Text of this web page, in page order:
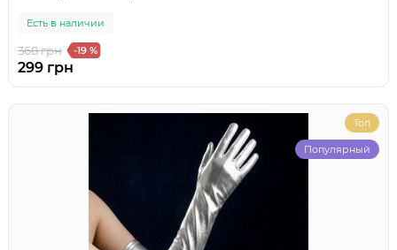
Есть в наличии
368 грн -19 %
299 грн
Топ
Популярный